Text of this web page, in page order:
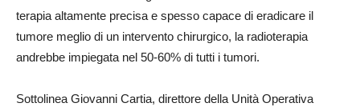
terapia altamente precisa e spesso capace di eradicare il
tumore meglio di un intervento chirurgico, la radioterapia
andrebbe impiegata nel 50-60% di tutti i tumori.
Sottolinea Giovanni Cartia, direttore della Unità Operativa